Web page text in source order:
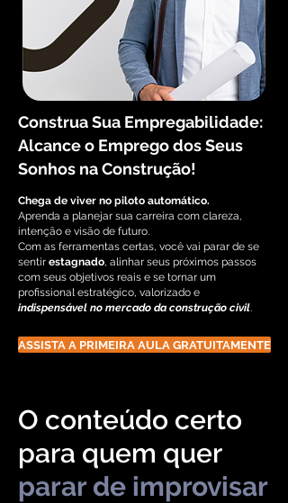
Construa Sua Empregabilidade:
Alcance o Emprego dos Seus
Sonhos na Construção!
Chega de viver no piloto automático.
Aprenda a planejar sua carreira com clareza,
intenção e visão de futuro.
Com as ferramentas certas, você vai parar de se
sentir estagnado, alinhar seus próximos passos
com seus objetivos reais e se tornar um
profissional estratégico, valorizado e
indispensável no mercado da construção civil.
ASSISTA A PRIMEIRA AULA GRATUITAMENTE
O conteúdo certo
para quem quer
pararde improvisar